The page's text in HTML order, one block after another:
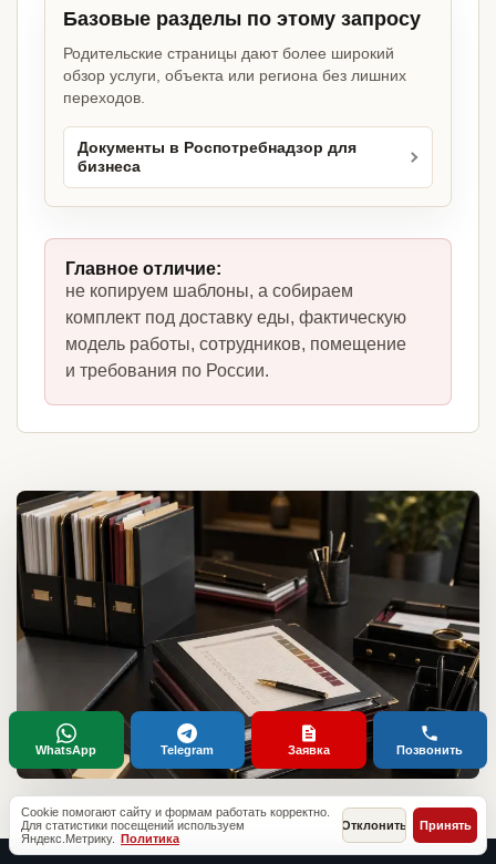
Базовые разделы по этому запросу
Родительские страницы дают более широкий
обзор услуги, объекта или региона без лишних
переходов.
Документы в Роспотребнадзор для
бизнеса
Главное отличие:
не копируем шаблоны, а собираем
комплект под доставку еды, фактическую
модель работы, сотрудников, помещение
и требования по России.
Cookie помогают сайту и формам работать корректно.
Для статистики посещений используем
Яндекс.Метрику. Политика
Отклонить Принять
WhatsApp Telegram Заявка Позвонить